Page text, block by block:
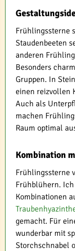
Frühlingssterne
Staudenbeeten
anderen
Besonders
Gruppen. In
einen reizvollen
Auch als
machen
Raum optimal
Kombination
Frühlingssterne
Frühblühern.
Kombinationen
gemacht. Für
wunderbar mit
Storchschnabel